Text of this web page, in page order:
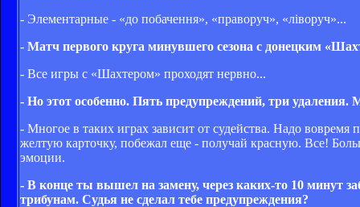
- Элементарные - «до побачення», «праворуч», «лiворуч»...
- Матч первого круга минувшего сезона с донецким
- Все игры с «Шахтером» проходят нервно...
- Но этот особенно. Пять предупреждений, три
- Многое в таких играх зависит от судейства. Надо
желтую карточку, побежал еще - получай красную. Все!
эмоции.
- В конце ты вышел на замену, через каких-то 10 минут
трибунам. Судья не сделал тебе предупреждения?